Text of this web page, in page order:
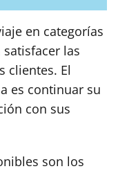
en categorías
satisfacer las
clientes. El
es continuar su
con sus
son los